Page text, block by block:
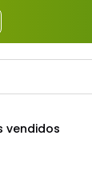
vendidos